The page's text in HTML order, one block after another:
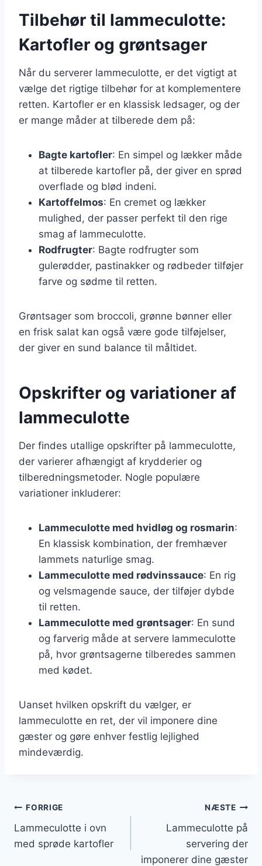
Tilbehør til lammeculotte:
Kartofler og grøntsager
Når du serverer lammeculotte, er det vigtigt at
vælge det rigtige tilbehør for at komplementere
retten. Kartofler er en klassisk ledsager, og der
er mange måder at tilberede dem på:
Bagte kartofler: En simpel og lækker måde
at tilberede kartofler på, der giver en sprød
overflade og blød indeni.
Kartoffelmos: En cremet og lækker
mulighed, der passer perfekt til den rige
smag af lammeculotte.
Rodfrugter: Bagte rodfrugter som
gulerødder, pastinakker og rødbeder tilføjer
farve og sødme til retten.
Grøntsager som broccoli, grønne bønner eller
en frisk salat kan også være gode tilføjelser,
der giver en sund balance til måltidet.
Opskrifter og variationer af
lammeculotte
Der findes utallige opskrifter på lammeculotte,
der varierer afhængigt af krydderier og
tilberedningsmetoder. Nogle populære
variationer inkluderer:
Lammeculotte med hvidløg og rosmarin:
En klassisk kombination, der fremhæver
lammets naturlige smag.
Lammeculotte med rødvinssauce: En rig
og velsmagende sauce, der tilføjer dybde
til retten.
Lammeculotte med grøntsager: En sund
og farverig måde at servere lammeculotte
på, hvor grøntsagerne tilberedes sammen
med kødet.
Uanset hvilken opskrift du vælger, er
lammeculotte en ret, der vil imponere dine
gæster og gøre enhver festlig lejlighed
mindeværdig.
Indlægsnavigation
FORRIGE
Lammeculotte i ovn
med sprøde kartofler
NÆSTE
Lammeculotte på
servering der
imponerer dine gæster